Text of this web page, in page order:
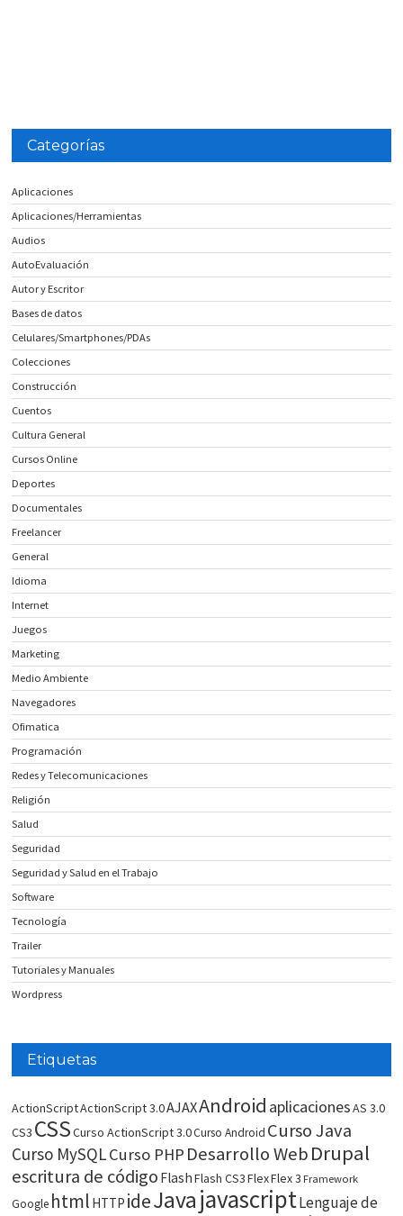
Categorías
Aplicaciones
Aplicaciones/Herramientas
Audios
AutoEvaluación
Autor y Escritor
Bases de datos
Celulares/Smartphones/PDAs
Colecciones
Construcción
Cuentos
Cultura General
Cursos Online
Deportes
Documentales
Freelancer
General
Idioma
Internet
Juegos
Marketing
Medio Ambiente
Navegadores
Ofimatica
Programación
Redes y Telecomunicaciones
Religión
Salud
Seguridad
Seguridad y Salud en el Trabajo
Software
Tecnología
Trailer
Tutoriales y Manuales
Wordpress
Etiquetas
ActionScriptActionScript 3.0AJAXAndroid aplicacionesAS 3.0
CS3 CSSCurso ActionScript 3.0Curso Android Curso Java
Curso MySQLCurso PHP Desarrollo WebDrupal
escritura de código FlashFlash CS3FlexFlex 3 Framework
Google html HTTP ideJavajavascriptLenguaje de